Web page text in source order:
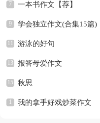
一本书作文【荐】
学会独立作文(合集15篇)
游泳的好句
报答母爱作文
秋思
我的拿手好戏炒菜作文